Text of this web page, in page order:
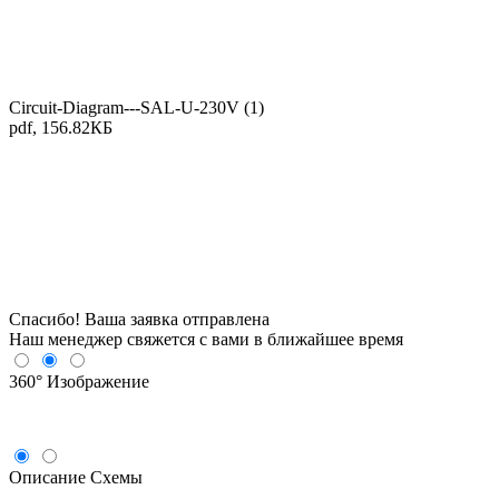
Circuit-Diagram---SAL-U-230V (1)
pdf, 156.82КБ
Спасибо! Ваша заявка отправлена
Наш менеджер свяжется с вами в ближайшее время
360° Изображение
Описание Схемы